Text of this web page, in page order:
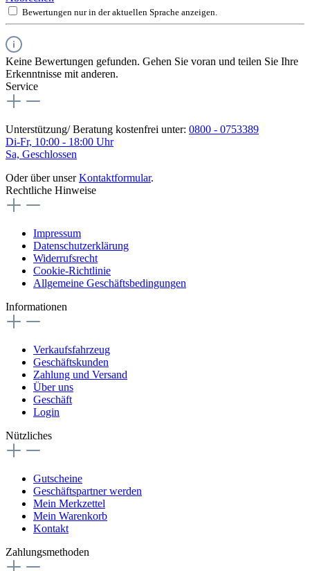
Bewertungen nur in der aktuellen Sprache anzeigen.
Keine Bewertungen gefunden. Gehen Sie voran und teilen Sie Ihre
Erkenntnisse mit anderen.
Service
Unterstützung/ Beratung kostenfrei unter: 0800 - 0753389
Di-Fr, 10:00 - 18:00 Uhr
Sa, Geschlossen
Oder über unserKontaktformular.
Rechtliche Hinweise
Impressum
Datenschutzerklärung
Widerrufsrecht
Cookie-Richtlinie
Allgemeine Geschäftsbedingungen
Informationen
Verkaufsfahrzeug
Geschäftskunden
Zahlung und Versand
Über uns
Geschäft
Login
Nützliches
Gutscheine
Geschäftspartner werden
Mein Merkzettel
Mein Warenkorb
Kontakt
Zahlungsmethoden